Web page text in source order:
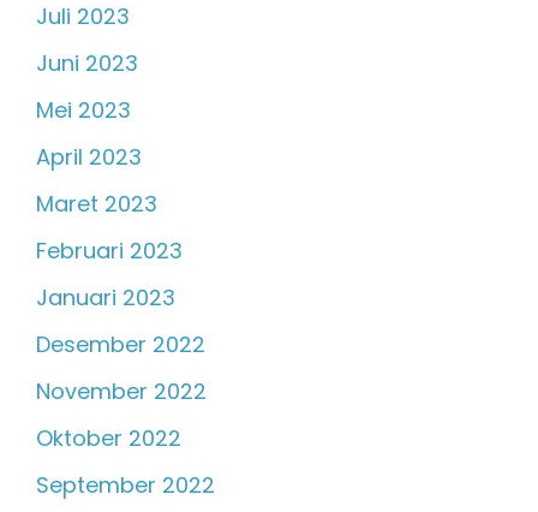
Juli 2023
Juni 2023
Mei 2023
April 2023
Maret 2023
Februari 2023
Januari 2023
Desember 2022
November 2022
Oktober 2022
September 2022